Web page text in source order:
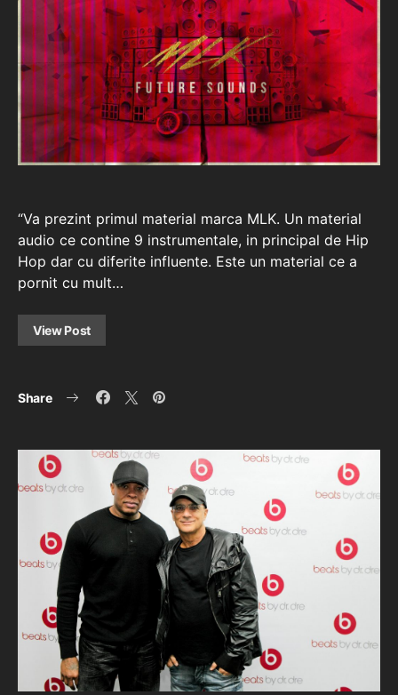
“Va prezint primul material marca MLK. Un material
audio ce contine 9 instrumentale, in principal de Hip
Hop dar cu diferite influente. Este un material ce a
pornit cu mult…
View Post
Share